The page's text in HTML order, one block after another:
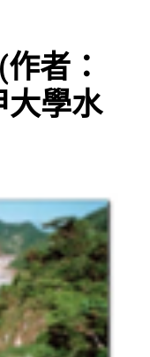
者：
大學水